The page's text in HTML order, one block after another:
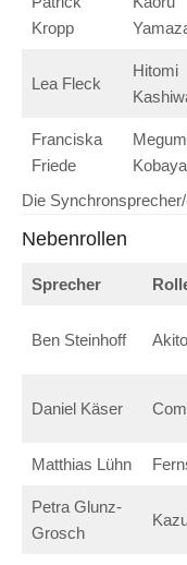
Kropp
Lea Fleck
Hitomi
Franciska
Friede
Die
Nebenrollen
Sprecher
Ben Steinhoff
Daniel Käser
Matthias Lühn
Petra Glunz-
Grosch